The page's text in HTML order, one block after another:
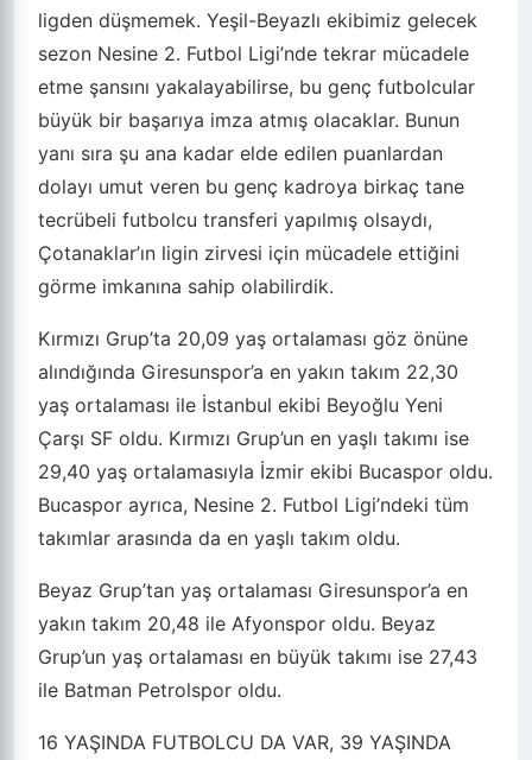
ligden düşmemek. Yeşil-Beyazlı ekibimiz gelecek
sezon Nesine 2. Futbol Ligi’nde tekrar mücadele
etme şansını yakalayabilirse, bu genç futbolcular
büyük bir başarıya imza atmış olacaklar. Bunun
yanı sıra şu ana kadar elde edilen puanlardan
dolayı umut veren bu genç kadroya birkaç tane
tecrübeli futbolcu transferi yapılmış olsaydı,
Çotanaklar’ın ligin zirvesi için mücadele ettiğini
görme imkanına sahip olabilirdik.
Kırmızı Grup’ta 20,09 yaş ortalaması göz önüne
alındığında Giresunspor’a en yakın takım 22,30
yaş ortalaması ile İstanbul ekibi Beyoğlu Yeni
Çarşı SF oldu. Kırmızı Grup’un en yaşlı takımı ise
29,40 yaş ortalamasıyla İzmir ekibi Bucaspor oldu.
Bucaspor ayrıca, Nesine 2. Futbol Ligi’ndeki tüm
takımlar arasında da en yaşlı takım oldu.
Beyaz Grup’tan yaş ortalaması Giresunspor’a en
yakın takım 20,48 ile Afyonspor oldu. Beyaz
Grup’un yaş ortalaması en büyük takımı ise 27,43
ile Batman Petrolspor oldu.
16 YAŞINDA FUTBOLCU DA VAR, 39 YAŞINDA